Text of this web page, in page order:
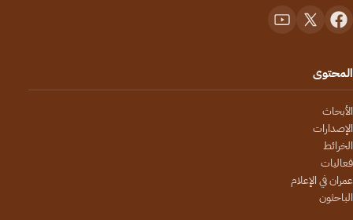
المحتوى
الأبحاث
الإصدارات
الخرائط
فعاليات
عمران في الإعلام
الباحثون